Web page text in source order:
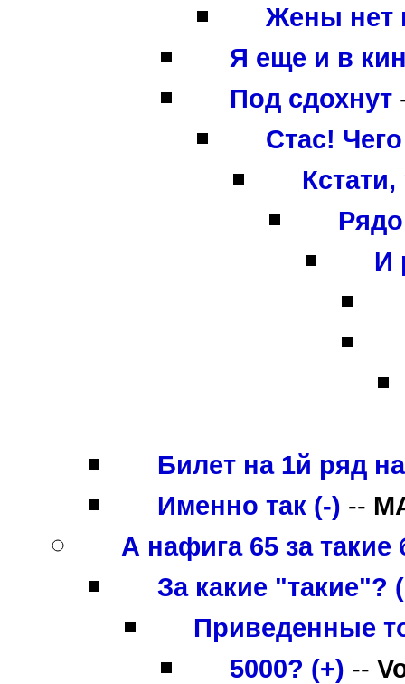
Жены нет
Я еще и в
Под сдохнут
Стас!
И
Билет на 1й ряд
Именно так (-) --
А нафига 65 за
За какие "такие"?
Приведенные
5000? (+) --